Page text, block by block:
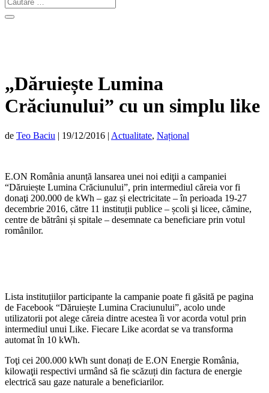
„Dăruiește Lumina
Crăciunului” cu un simplu like
de Teo Baciu | 19/12/2016 | Actualitate, Național
E.ON România anunță lansarea unei noi ediţii a campaniei
“Dăruiește Lumina Crăciunului”, prin intermediul căreia vor fi
donaţi 200.000 de kWh – gaz și electricitate – în perioada 19-27
decembrie 2016, către 11 instituții publice – școli şi licee, cămine,
centre de bătrâni și spitale – desemnate ca beneficiare prin votul
românilor.
Lista instituțiilor participante la campanie poate fi găsită pe pagina
de Facebook “Dăruiește Lumina Craciunului”, acolo unde
utilizatorii pot alege căreia dintre acestea îi vor acorda votul prin
intermediul unui Like. Fiecare Like acordat se va transforma
automat în 10 kWh.
Toţi cei 200.000 kWh sunt donați de E.ON Energie România,
kilowaţii respectivi urmând să fie scăzuți din factura de energie
electrică sau gaze naturale a beneficiarilor.